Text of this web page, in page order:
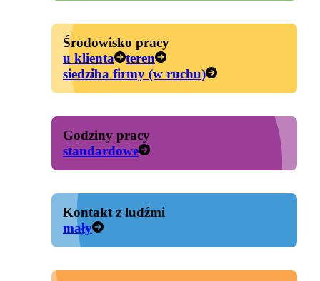
Środowisko pracy
u klienta
teren
siedziba firmy (w ruchu)
Godziny pracy
standardowe
Kontakt z ludźmi
mały